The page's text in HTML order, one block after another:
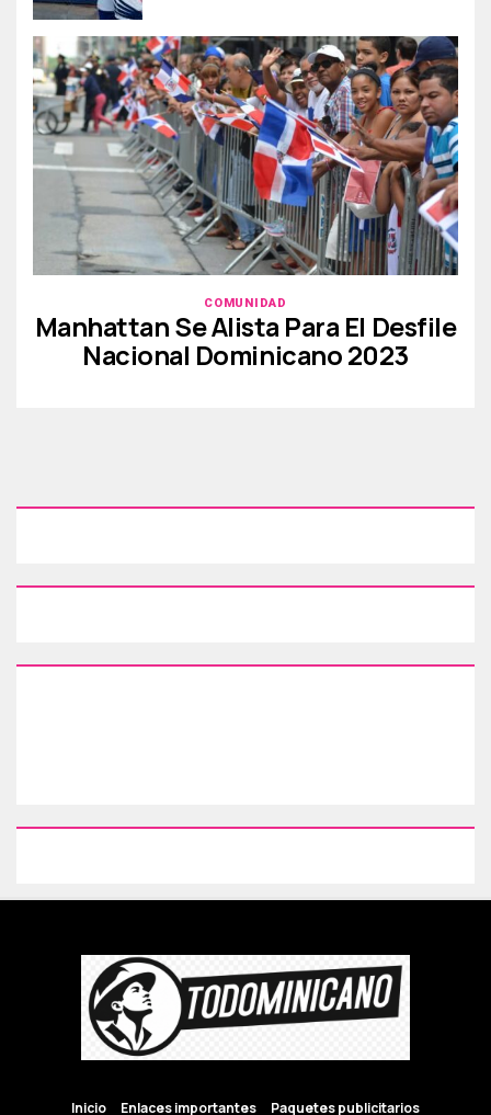
COMUNIDAD
Manhattan Se Alista Para El Desfile
Nacional Dominicano 2023
Inicio Enlaces importantes Paquetes publicitarios